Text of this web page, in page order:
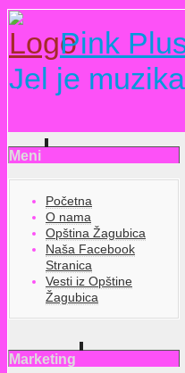
Pink
Jel je
Meni
Početna
O nama
Opština Žagubica
Naša Facebook
Stranica
Vesti iz Opštine
Žagubica
Marketing